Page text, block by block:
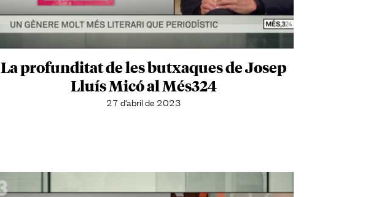
La profunditat de les butxaques de Josep
Lluís Micó al Més324
27 d'abril de 2023